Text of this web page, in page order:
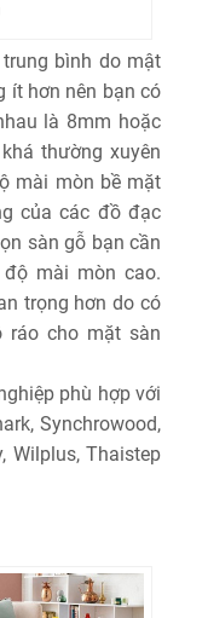
bình do mật
ít hơn nên bạn có
là 8mm hoặc
thường xuyên
mài mòn bề mặt
của các đồ đạc
sàn gỗ bạn cần
mài mòn cao.
trọng hơn do có
ráo cho mặt sàn
phù hợp với
Synchrowood,
Wilplus, Thaistep